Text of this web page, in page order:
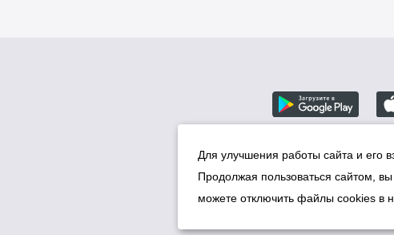
Для улучшения работы сайта и его
Продолжая пользоваться сайтом,
можете отключить файлы cookies в